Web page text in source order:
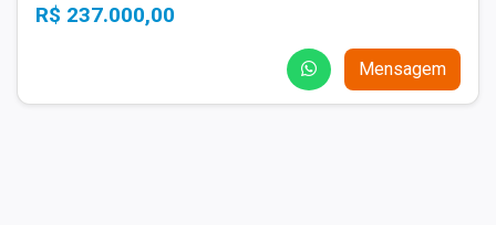
R$ 237.000,00
Mensagem